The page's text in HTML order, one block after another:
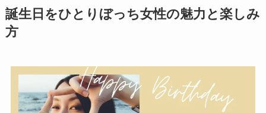
誕生日をひとりぼっち女性の魅力と楽しみ
方